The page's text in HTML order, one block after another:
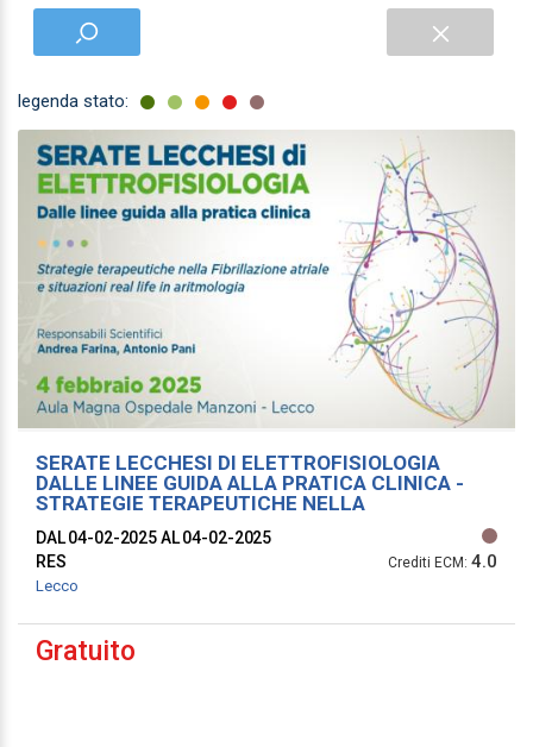
legenda stato:
SERATE LECCHESI DI ELETTROFISIOLOGIA
DALLE LINEE GUIDA ALLA PRATICA CLINICA -
STRATEGIE TERAPEUTICHE NELLA
LIFE
DAL 04-02-2025AL 04-02-2025
RES
Crediti ECM: 4.0
Lecco
Gratuito